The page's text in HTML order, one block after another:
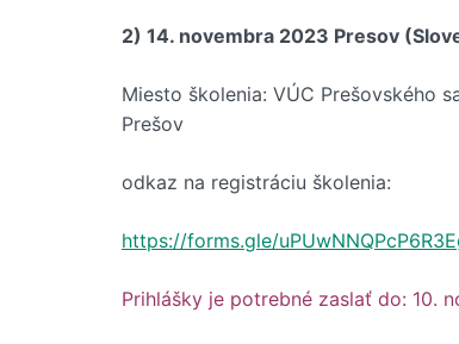
2) 14. novembra 2023 Presov
Miesto školenia: VÚC Prešovského
Prešov
odkaz na registráciu školenia:
https://forms.gle/
Prihlášky je potrebné zaslať do: 10.